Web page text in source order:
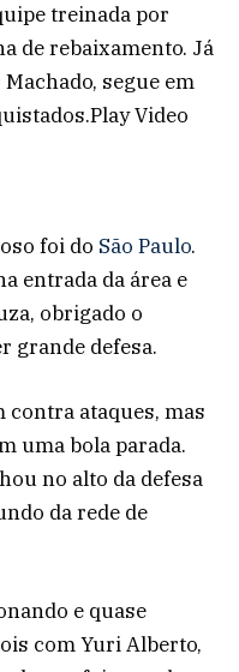
treinada por
de rebaixamento. Já
segue em
Video
foi do São Paulo.
entrada da área e
obrigado o
grande defesa.
contra ataques, mas
uma bola parada.
no alto da defesa
da rede de
e quase
com Yuri Alberto,